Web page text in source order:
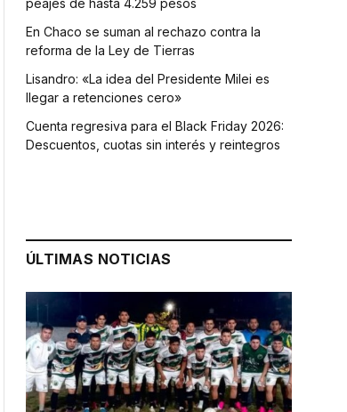
En Chaco se suman al rechazo contra la
reforma de la Ley de Tierras
Lisandro: «La idea del Presidente Milei es
llegar a retenciones cero»
Cuenta regresiva para el Black Friday 2026:
Descuentos, cuotas sin interés y reintegros
ÚLTIMAS NOTICIAS